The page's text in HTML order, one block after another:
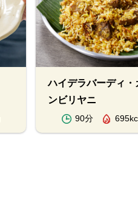
ハイデラバーディ・
ンビリヤニ
90分